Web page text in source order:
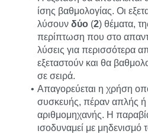
ίσης βαθμολογίας. Οι
λύσουν δύο (2) θέματα,
περίπτωση που στο
λύσεις για περισσότερα
εξεταστούν και θα
σε σειρά.
Απαγορεύεται η χρήση
συσκευής, πέραν απλής ή
αριθμομηχανής. Η
ισοδυναμεί με μηδενισμό